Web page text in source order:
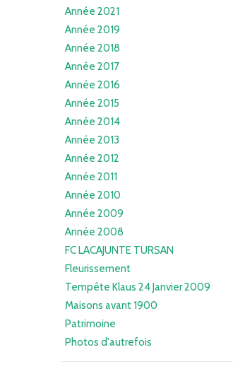
Année 2021
Année 2019
Année 2018
Année 2017
Année 2016
Année 2015
Année 2014
Année 2013
Année 2012
Année 2011
Année 2010
Année 2009
Année 2008
FC LACAJUNTE TURSAN
Fleurissement
Tempête Klaus 24 Janvier 2009
Maisons avant 1900
Patrimoine
Photos d'autrefois